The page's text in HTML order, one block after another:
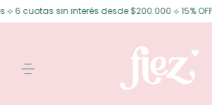
sin interés desde $200.000 ⟡ 15% OFF